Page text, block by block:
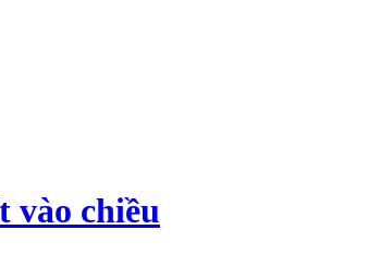
vào chiều